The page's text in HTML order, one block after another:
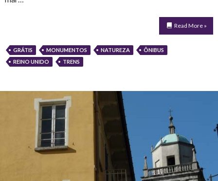
Read More »
GRÁTIS MONUMENTOS NATUREZA
ÔNIBUS
REINO UNIDO
TRENS